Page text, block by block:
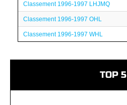
Classement 1996-1997 LHJMQ
Classement 1996-1997 OHL
Classement 1996-1997 WHL
TOP 5